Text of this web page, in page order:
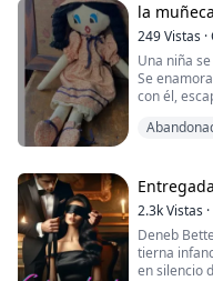
continente.
corriendo
la
249Vistas ·
Una niña
Se
con él,
se da....
2.3kVistas ·
Deneb
tierna
en silencio